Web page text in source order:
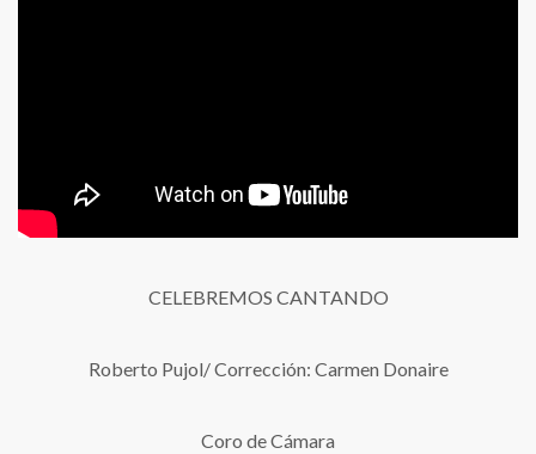
CELEBREMOS CANTANDO
Roberto Pujol/ Corrección: Carmen Donaire
Coro de Cámara